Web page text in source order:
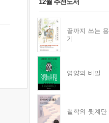
끝까지 쓰는 용
기
영양의 비밀
철학의 뒷계단